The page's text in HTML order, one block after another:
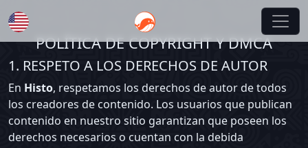
EnglishPOLÍTICA DE COPYRIGHT Y DMCA
1. RESPETO A LOS DERECHOS DE AUTOR
En Histo, respetamos los derechos de autor de todos
los creadores de contenido. Los usuarios que publican
contenido en nuestro sitio garantizan que poseen los
derechos necesarios o cuentan con la debida